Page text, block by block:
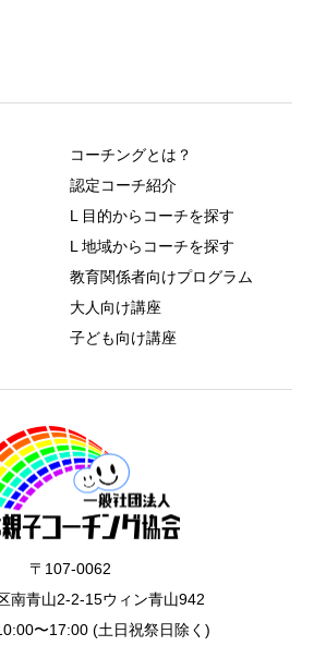
コーチングとは？
認定コーチ紹介
L 目的からコーチを探す
L 地域からコーチを探す
教育関係者向けプログラム
大人向け講座
子ども向け講座
〒107-0062
南青山2-2-15ウィン青山942
〜17:00 (土日祝祭日除く)